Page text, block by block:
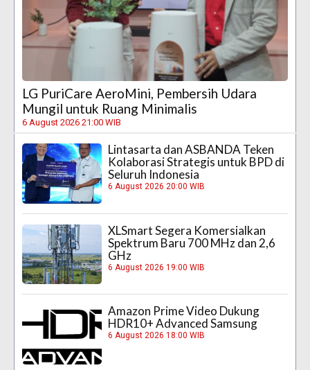
LG PuriCare AeroMini, Pembersih Udara
Mungil untuk Ruang Minimalis
6 August 2026 21:00 WIB
Lintasarta dan ASBANDA Teken
Kolaborasi Strategis untuk BPD di
Seluruh Indonesia
6 August 2026 20:00 WIB
XLSmart Segera Komersialkan
Spektrum Baru 700 MHz dan 2,6
GHz
6 August 2026 19:00 WIB
Amazon Prime Video Dukung
HDR10+ Advanced Samsung
6 August 2026 18:00 WIB